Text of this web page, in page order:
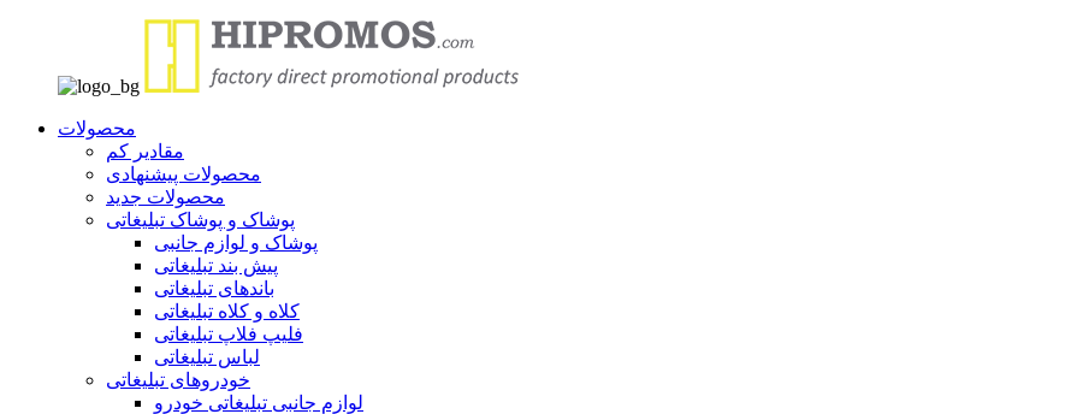
محصولات
مقادیر کم
محصولات پیشنهادی
محصولات جدید
پوشاک و پوشاک تبلیغاتی
پوشاک و لوازم جانبی
پیش بند تبلیغاتی
باندهای تبلیغاتی
کلاه و کلاه تبلیغاتی
فلیپ فلاپ تبلیغاتی
لباس تبلیغاتی
خودروهای تبلیغاتی
لوازم جانبی تبلیغاتی خودرو